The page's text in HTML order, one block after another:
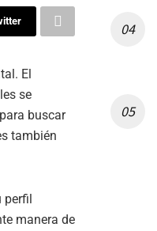
El
se
buscar
también
perfil
manera de